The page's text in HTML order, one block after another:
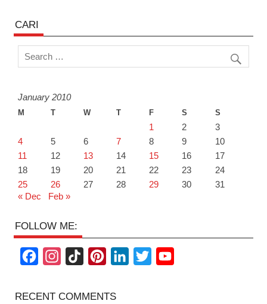
CARI
January 2010
M T W T F S S
1 2
3
4
5 6 7 8 9
10
11
12 13 14 15 16
17
18
19 20 21 22 23
24
25
26 27 28 29 30
31
« Dec
Feb »
FOLLOW ME:
c
s
k
n
RECENT COMMENTS